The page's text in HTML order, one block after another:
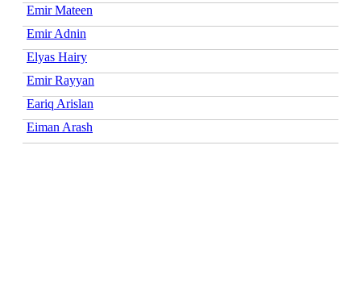
Emir Mateen
Emir Adnin
Elyas Hairy
Emir Rayyan
Eariq Arislan
Eiman Arash